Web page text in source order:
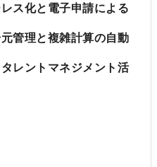
ス化と電子申請による
管理と複雑計算の自動
レントマネジメント活